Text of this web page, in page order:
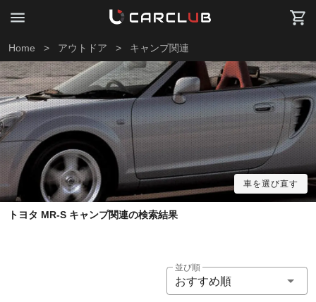
Home > アウトドア > キャンプ関連
車を選び直す
トヨタ MR-S キャンプ関連の検索結果
並び順
おすすめ順